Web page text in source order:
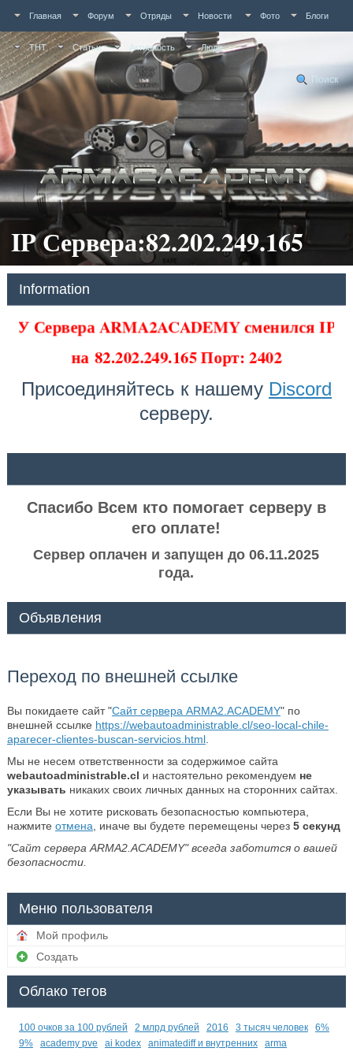
Главная Форум Отряды Новости Фото Блоги
ТНТ Статьи Активность Люди
Поиск
IP Сервера:82.202.249.165
Information
У Сервера ARMA2ACADEMY сменился IP
на 82.202.249.165 Порт: 2402
Присоединяйтесь к нашему Discord
серверу.
Спасибо Всем кто помогает серверу в
его оплате!
Сервер оплачен и запущен до 06.11.2025
года.
Объявления
Переход по внешней ссылке
Вы покидаете сайт "Сайт сервера ARMA2.ACADEMY" по
внешней ссылке https://webautoadministrable.cl/seo-local-chile-
aparecer-clientes-buscan-servicios.html.
Мы не несем ответственности за содержимое сайта
webautoadministrable.cl и настоятельно рекомендуем не
указывать никаких своих личных данных на сторонних сайтах.
Если Вы не хотите рисковать безопасностью компьютера,
нажмите отмена , иначе вы будете перемещены через 5секунд
"Сайт сервера ARMA2.ACADEMY" всегда заботится о вашей
безопасности.
Меню пользователя
Мой профиль
Создать
Облако тегов
100 очков за 100 рублей 2 млрд рублей 2016 3 тысяч человек
6%
9%
academy pve ai kodex animatediff и внутренних arma